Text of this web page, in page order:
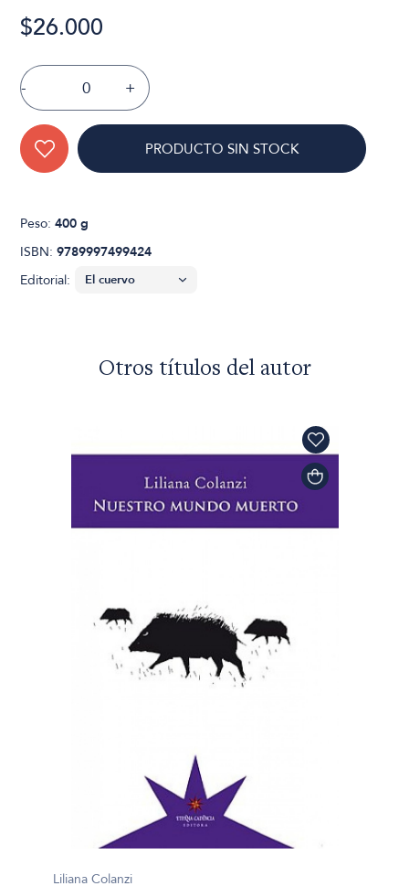
$26.000
- +
PRODUCTO SIN STOCK
Peso:400 g
ISBN:9789997499424
Editorial:
Otros títulos del autor
Liliana Colanzi